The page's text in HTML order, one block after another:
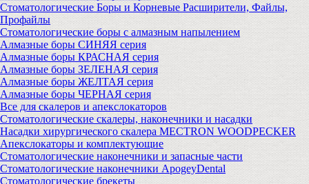
Стоматологические Боры и Корневые Расширители, Файлы,
Профайлы
Стоматологические боры с алмазным напылением
Алмазные боры СИНЯЯ серия
Алмазные боры КРАСНАЯ серия
Алмазные боры ЗЕЛЕНАЯ серия
Алмазные боры ЖЕЛТАЯ серия
Алмазные боры ЧЕРНАЯ серия
Все для скалеров и апекслокаторов
Стоматологические скалеры, наконечники и насадки
Насадки хирургического скалера MECTRON WOODPECKER
Апекслокаторы и комплектующие
Стоматологические наконечники и запасные части
Стоматологические наконечники ApogeyDental
Стоматологические брекеты